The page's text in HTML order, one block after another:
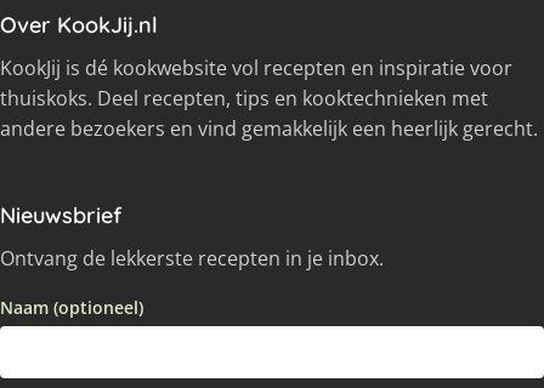
Over KookJij.nl
KookJij is dé kookwebsite vol recepten en inspiratie voor
thuiskoks. Deel recepten, tips en kooktechnieken met
andere bezoekers en vind gemakkelijk een heerlijk gerecht.
Nieuwsbrief
Ontvang de lekkerste recepten in je inbox.
Naam (optioneel)